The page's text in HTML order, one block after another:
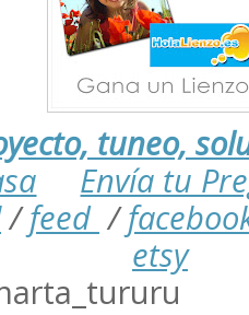
tuneo,
Envía tu
/feed /
etsy